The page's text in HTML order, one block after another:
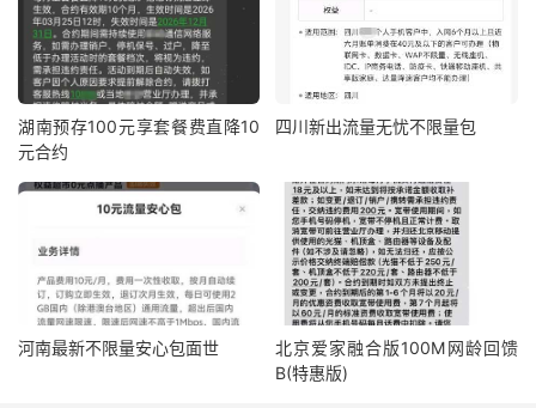
湖南预存100元享套餐费直降10
元合约
四川新出流量无忧不限量包
河南最新不限量安心包面世
北京爱家融合版100M网龄回馈
B(特惠版)